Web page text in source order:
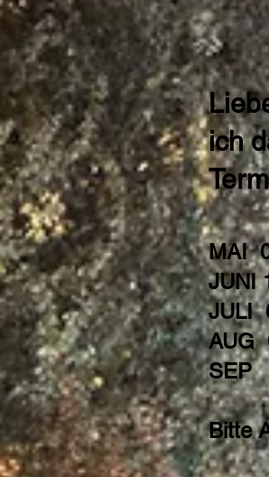
ich
MAI
JUNI
JULI
AUG
SEP
Bitte